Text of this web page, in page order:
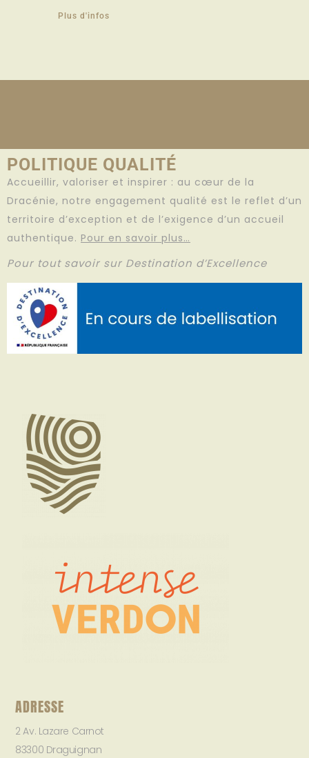
Plus d'infos
POLITIQUE QUALITÉ
Accueillir, valoriser et inspirer : au cœur de la
Dracénie, notre engagement qualité est le reflet d’un
territoire d’exception et de l’exigence d’un accueil
authentique. Pour en savoir plus…
Pour tout savoir sur Destination d’Excellence
ADRESSE
2 Av. Lazare Carnot
83300 Draguignan